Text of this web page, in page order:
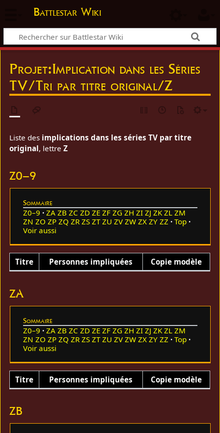
Battlestar Wiki
Projet:Implication dans les Séries
TV/Tri par titre original/Z
Liste des implications dans les séries TV par titre
original, lettreZ
Z0–9
Sommaire
Z0–9 ZA ZB ZC ZD ZE ZF ZG ZH ZI ZJ ZK ZL ZM
ZN ZO ZP ZQ ZR ZS ZT ZU ZV ZW ZX ZY ZZ
Top
Voir aussi
Titre Personnes impliquées Copie modèle
ZA
Sommaire
Z0–9 ZA ZB ZC ZD ZE ZF ZG ZH ZI ZJ ZK ZL ZM
ZN ZO ZP ZQ ZR ZS ZT ZU ZV ZW ZX ZY ZZ
Top
Voir aussi
Titre Personnes impliquées Copie modèle
ZB